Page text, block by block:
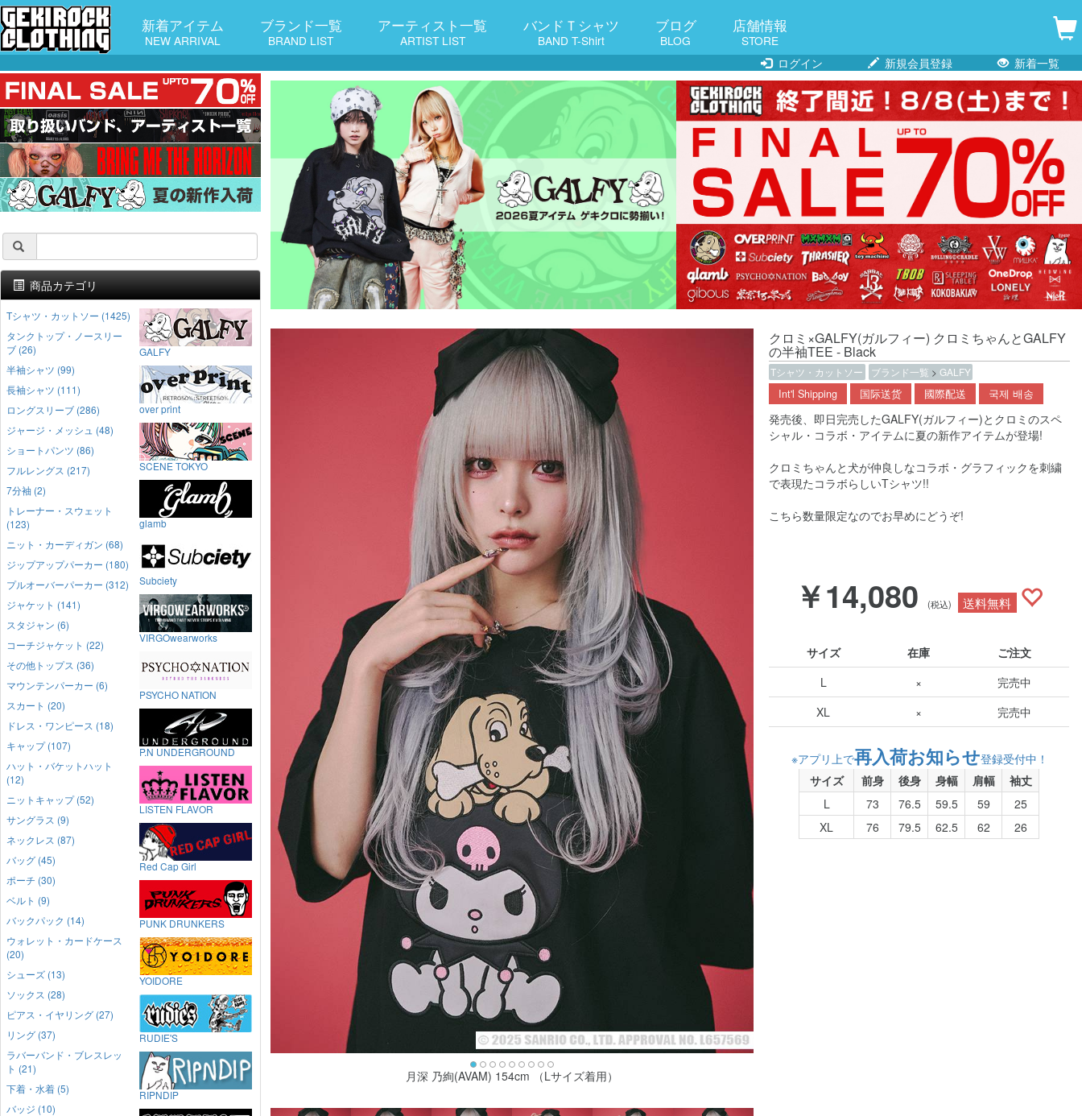
新着アイテム
NEW ARRIVAL
ブランド一覧
BRAND LIST
アーティスト一覧
ARTIST LIST
バンドＴシャツ
BAND T-Shirt
ブログ
BLOG
店舗情報
STORE
ログイン
新規会員登録 新着一覧
月深 乃絢(AVAM) 154cm （Lサイズ着用）
クロミ×GALFY(ガルフィー) クロミちゃんとGALFY
の半袖TEE - Black
Tシャツ・カットソー ブランド一覧 > GALFY
Int'l Shipping 国际送货 國際配送 국제 배송
発売後、即日完売したGALFY(ガルフィー)とクロミのスペ
シャル・コラボ・アイテムに夏の新作アイテムが登場!
クロミちゃんと犬が仲良しなコラボ・グラフィックを刺繍
で表現たコラボらしいTシャツ!!
こちら数量限定なのでお早めにどうぞ!
￥14,080 (税込) 送料無料
サイズ 在庫
ご注文
L
×
完売中
XL
× 完売中
※アプリ上で再入荷お知らせ登録受付中！
サイズ
前身 後身 身幅 肩幅
袖丈
L
73 76.5 59.5 59
25
XL
76 79.5 62.5 62 26
商品カテゴリ
Tシャツ・カットソー (1425)
タンクトップ・ノースリー
ブ (26)
半袖シャツ (99)
長袖シャツ (111)
ロングスリーブ (286)
ジャージ・メッシュ (48)
ショートパンツ (86)
フルレングス (217)
7分袖 (2)
トレーナー・スウェット
(123)
ニット・カーディガン (68)
ジップアップパーカー (180)
プルオーバーパーカー (312)
ジャケット (141)
スタジャン (6)
コーチジャケット (22)
その他トップス (36)
マウンテンパーカー (6)
スカート (20)
ドレス・ワンピース (18)
キャップ (107)
ハット・バケットハット
(12)
ニットキャップ (52)
サングラス (9)
ネックレス (87)
バッグ (45)
ポーチ (30)
ベルト (9)
バックパック (14)
ウォレット・カードケース
(20)
シューズ (13)
ソックス (28)
ピアス・イヤリング (27)
リング (37)
ラバーバンド・ブレスレッ
ト (21)
下着・水着 (5)
バッジ (10)
GALFY
over print
SCENE TOKYO
glamb
Subciety
VIRGOwearworks
PSYCHO NATION
P.N UNDERGROUND
LISTEN FLAVOR
Red Cap Girl
PUNK DRUNKERS
YOIDORE
RUDIE'S
RIPNDIP